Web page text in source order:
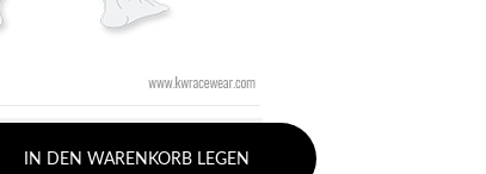
IN DEN WARENKORB LEGEN